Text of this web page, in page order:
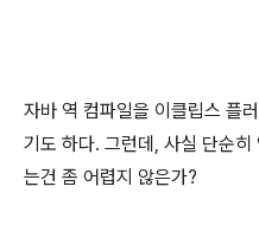
자바 역 컴파일을 이클립스 플
기도 하다. 그런데, 사실 단순
는건 좀 어렵지 않은가?